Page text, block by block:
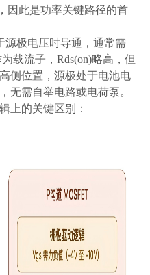
因此是功率关键路径的首
源极电压时导通，通常需
载流子， Rds(on)略高，但
侧位置，源极处于电池电
无需自举电路或电荷泵。
上的关键区别
：